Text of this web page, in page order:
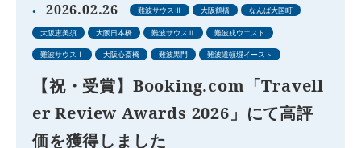
2026.02.26 難波サウスⅢ 大阪鶴橋 なんば大国町
大阪恵美須 大阪日本橋 難波サウスⅡ 難波戎ウエスト
難波サウスⅠ 大阪心斎橋 難波黒門 難波道頓堀イースト
【祝・受賞】Booking.com「Travell
er Review Awards 2026」にて高評
価を獲得しました